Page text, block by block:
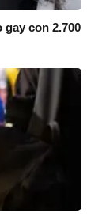
con 2.700